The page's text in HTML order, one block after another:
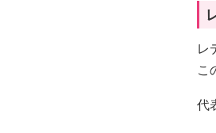
レ
こ
代